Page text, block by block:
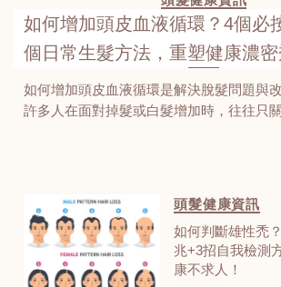
如何增加頭皮血液循環？4個必
個日常生髮方法，重塑健康濃密
如何增加頭皮血液循環是解決脫髮問題與
許多人在面對掉髮或白髮增加時，往往只
囊萎縮等嚴重的頭髮健康問題。下文會教
提升頭部血液循環，能有效幫助角蛋白與
讓毛囊周圍恢復活力，促進頭髮生長並讓
康。透過改善生活作息、均衡飲食及適度
能由內而外優化頭皮環境，讓每一根頭髮
頭髮健康資訊
如何判斷雄性禿
兆+3招自我檢測
康不求人！